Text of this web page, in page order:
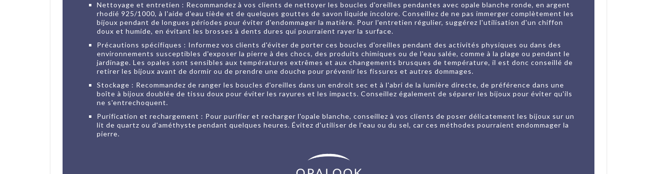
Nettoyage et entretien : Recommandez à vos clients de nettoyer les boucles d'oreilles pendantes avec opale blanche ronde, en argent
rhodié 925/1000, à l'aide d'eau tiède et de quelques gouttes de savon liquide incolore. Conseillez de ne pas immerger complètement les
bijoux pendant de longues périodes pour éviter d'endommager la matière. Pour l'entretien régulier, suggérez l'utilisation d'un chiffon
doux et humide, en évitant les brosses à dents dures qui pourraient rayer la surface.
Précautions spécifiques : Informez vos clients d'éviter de porter ces boucles d'oreilles pendant des activités physiques ou dans des
environnements susceptibles d'exposer la pierre à des chocs, des produits chimiques ou de l'eau salée, comme à la plage ou pendant le
jardinage. Les opales sont sensibles aux températures extrêmes et aux changements brusques de température, il est donc conseillé de
retirer les bijoux avant de dormir ou de prendre une douche pour prévenir les fissures et autres dommages.
Stockage : Recommandez de ranger les boucles d'oreilles dans un endroit sec et à l'abri de la lumière directe, de préférence dans une
boîte à bijoux doublée de tissu doux pour éviter les rayures et les impacts. Conseillez également de séparer les bijoux pour éviter qu'ils
ne s'entrechoquent.
Purification et rechargement : Pour purifier et recharger l'opale blanche, conseillez à vos clients de poser délicatement les bijoux sur un
lit de quartz ou d'améthyste pendant quelques heures. Évitez d'utiliser de l'eau ou du sel, car ces méthodes pourraient endommager la
pierre.